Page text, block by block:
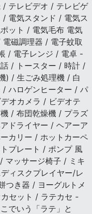
テレビデオ / テレビゲ
電気スタンド / 電気ス
ット / 電気毛布 電気
磁調理器 / 電子蚊取
/ 電子レンジ / 電卓 -
/ トースター / 時計 /
) / 生ごみ処理機 / 白
ハロゲンヒーター / パ
オカメラ / ビデオテ
/ 布団乾燥機 / プラズ
ドライヤー / ヘアーア
カリー / ホットカーペ
プレート / ポンプ 風
マッサージ椅子 / ミキ
ィスクプレイヤー/レ
つき器 / ヨーグルトメ
セット / ラテカセ -
でいう「ラテ」と